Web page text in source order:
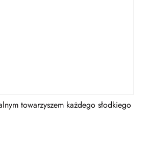
towarzyszem każdego słodkiego